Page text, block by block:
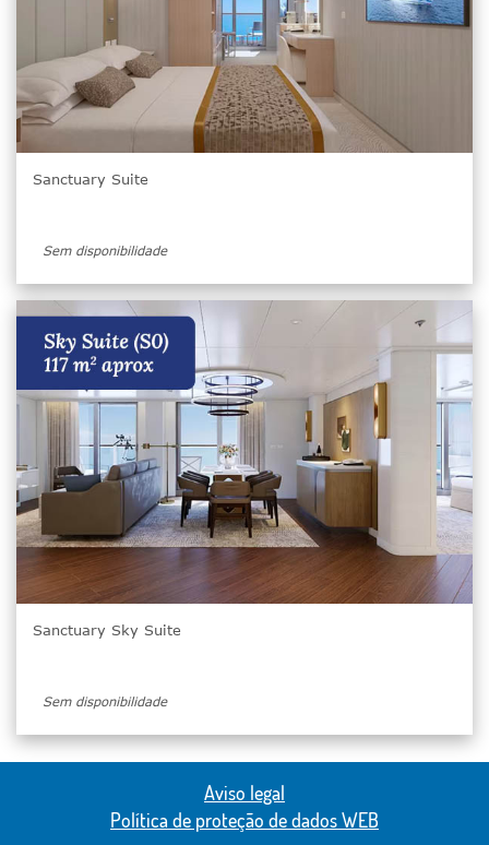
Sanctuary Suite
Sem disponibilidade
Sanctuary Sky Suite
Sem disponibilidade
Aviso legal
Política de proteção de dados WEB